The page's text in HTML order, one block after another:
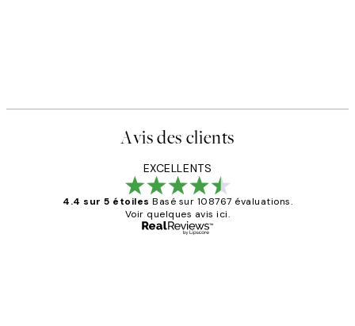
Avis des clients
EXCELLENTS
4.4 sur 5 étoiles Basé sur 108767 évaluations.
Voir quelques avis ici.